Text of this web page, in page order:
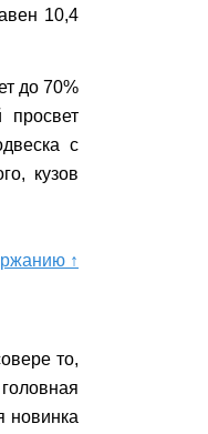
10,4
до 70%
с
кузов
↑
то,
новинка